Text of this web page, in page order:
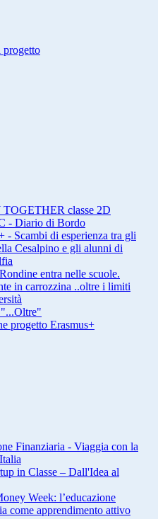
progetto
classe 2D
- Diario di Bordo
- Scambi di esperienza tra gli
Cesalpino e gli alunni di
entra nelle scuole.
in carrozzina ..oltre i limiti
progetto Erasmus+
Finanziaria - Viaggia con la
in Classe – Dall'Idea al
Week: l’educazione
come apprendimento attivo